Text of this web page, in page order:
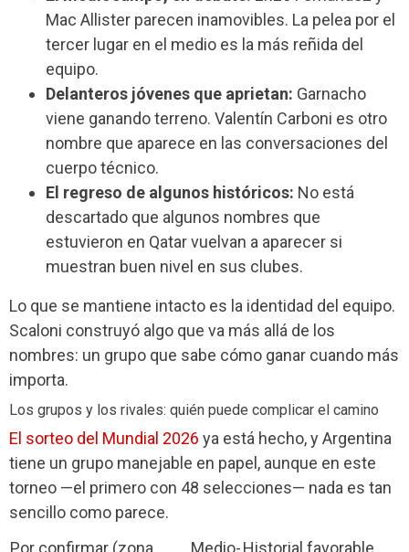
Mac Allister parecen inamovibles. La pelea por el
tercer lugar en el medio es la más reñida del
equipo.
Delanteros jóvenes que aprietan: Garnacho
viene ganando terreno. Valentín Carboni es otro
nombre que aparece en las conversaciones del
cuerpo técnico.
El regreso de algunos históricos: No está
descartado que algunos nombres que
estuvieron en Qatar vuelvan a aparecer si
muestran buen nivel en sus clubes.
Lo que se mantiene intacto es la identidad del equipo.
Scaloni construyó algo que va más allá de los
nombres: un grupo que sabe cómo ganar cuando más
importa.
Los grupos y los rivales: quién puede complicar el camino
El sorteo del Mundial 2026 ya está hecho, y Argentina
tiene un grupo manejable en papel, aunque en este
torneo —el primero con 48 selecciones— nada es tan
sencillo como parece.
Por confirmar (zona
Medio-Historial favorable